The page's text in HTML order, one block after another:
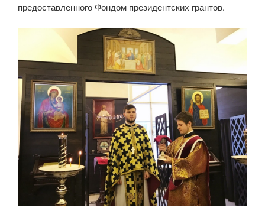
предоставленного Фондом президентских грантов.